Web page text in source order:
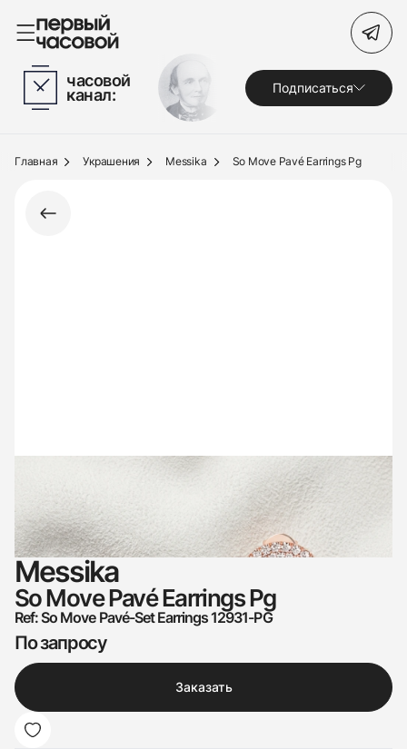
Часы
Украшения
Под заказ
Поиск по сайту
часовой
канал: Подписаться
Главная Украшения Messika So Move Pavé Earrings Pg
Messika
So Move Pavé Earrings Pg
Ref: So Move Pavé-Set Earrings 12931-PG
По запросу
Заказать